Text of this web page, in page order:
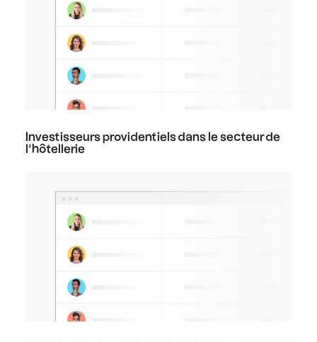
Investisseurs providentiels dans le secteur de
l'hôtellerie